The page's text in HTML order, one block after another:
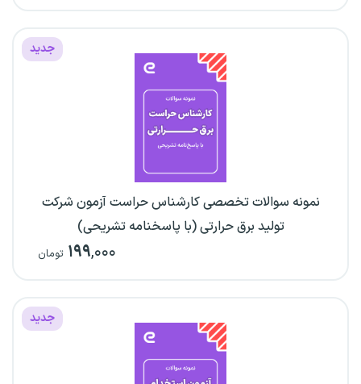
جدید
نمونه سوالات تخصصی کارشناس حراست آزمون شرکت
تولید برق حرارتی (با پاسخنامه تشریحی)
۱۹۹,۰۰۰ تومان
جدید